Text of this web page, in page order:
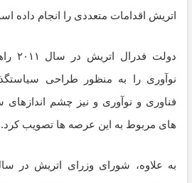
اتریش اقدامات متعددی را انجام داده
نوآوری را به منظور طراحی
فناوری و نوآوری و نیز چشم اندازهای
های مربوط به این عرصه ها تصویب کرد.